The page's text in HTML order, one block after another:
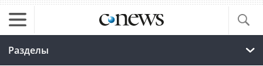
Разделы